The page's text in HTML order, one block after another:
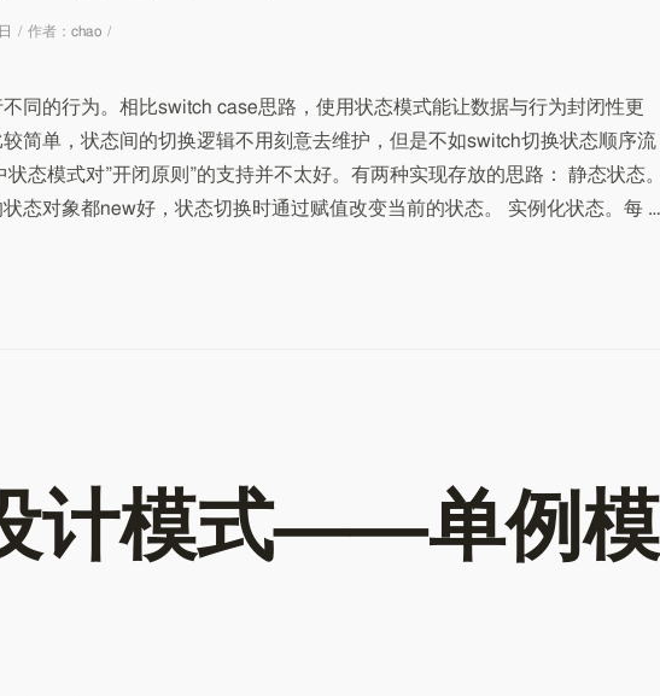
/ 作者： chao /
同的行为。相比switch case思路，使用状态模式能让数据与行为封闭性更
简单，状态间的切换逻辑不用刻意去维护，但是不如switch切换状态顺序流
态模式对”开闭原则”的支持并不太好。有两种实现存放的思路： 静态状态
态对象都new好，状态切换时通过赋值改变当前的状态。 实例化状态。每 …
计模式——单例模